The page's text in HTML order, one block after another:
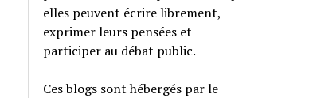
elles peuvent écrire librement,
exprimer leurs pensées et
participer au débat public.
Ces blogs sont hébergés par le